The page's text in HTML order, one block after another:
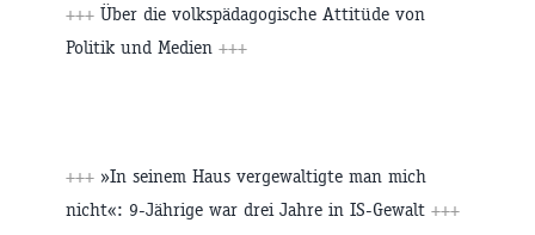
+++ Über die volkspädagogische Attitüde von
Politik und Medien +++
+++ »In seinem Haus vergewaltigte man mich
nicht«: 9-Jährige war drei Jahre in IS-Gewalt +++